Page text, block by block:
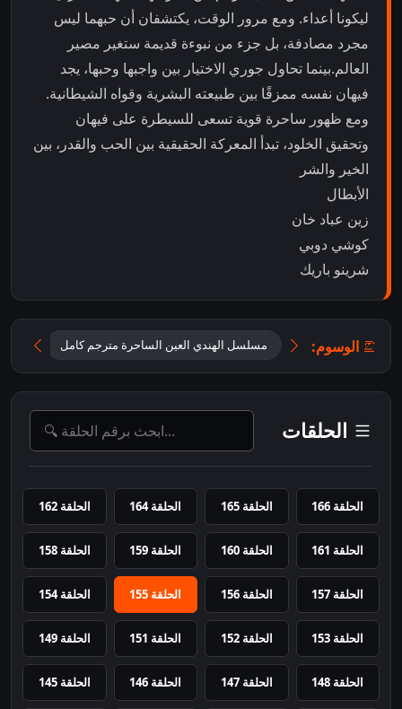
ليكونا أعداء. ومع مرور الوقت، يكتشفان أن حبهما ليس
مجرد مصادفة، بل جزء من نبوءة قديمة ستغير مصير
العالم.بينما تحاول جوري الاختيار بين واجبها وحبها، يجد
فيهان نفسه ممزقًا بين طبيعته البشرية وقواه الشيطانية.
ومع ظهور ساحرة قوية تسعى للسيطرة على فيهان
وتحقيق الخلود، تبدأ المعركة الحقيقية بين الحب والقدر، بين
الخير والشر
الأبطال
زين عباد خان
كوشي دوبي
شرينو باريك
الوسوم: مسلسل الهندي العين الساحرة مترجم كامل
الحلقات
الحلقة 166 الحلقة 165 الحلقة 164 الحلقة 162
الحلقة 161 الحلقة 160 الحلقة 159 الحلقة 158
الحلقة 157 الحلقة 156 الحلقة 155 الحلقة 154
الحلقة 153 الحلقة 152 الحلقة 151 الحلقة 149
الحلقة 148 الحلقة 147 الحلقة 146 الحلقة 145